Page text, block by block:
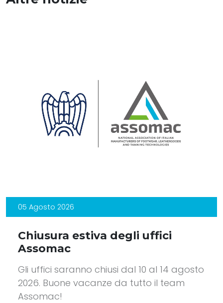
05 Agosto 2026
Chiusura estiva degli uffici
Assomac
Gli uffici saranno chiusi dal 10 al 14 agosto
2026. Buone vacanze da tutto il team
Assomac!